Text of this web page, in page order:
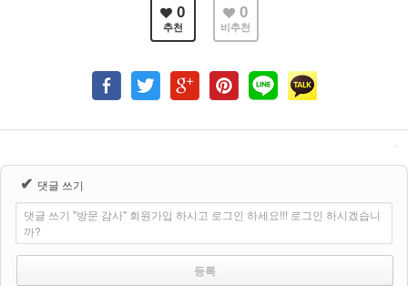
0
추천
0
비추천
✔ 댓글 쓰기
댓글 쓰기 "방문 감사" 회원가입 하시고 로그인 하세요!!! 로그인 하시겠습니
까?